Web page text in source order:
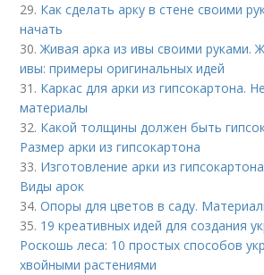
29. Как сделать арку в стене своими
начать
30.Живая арка из ивы своими руками.
ивы: примеры оригинальных идей
31. Каркас для арки из гипсокартона.
материалы
32. Какой толщины должен быть
Размер арки из гипсокартона
33. Изготовление арки из
Виды арок
34.Опоры для цветов в саду.
35. 19 креативных идей для создания
Роскошь леса: 10 простых способов
хвойными растениями